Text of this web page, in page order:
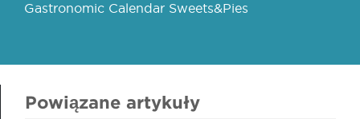
Gastronomic Calendar Sweets&Pies
Powiązane artykuły